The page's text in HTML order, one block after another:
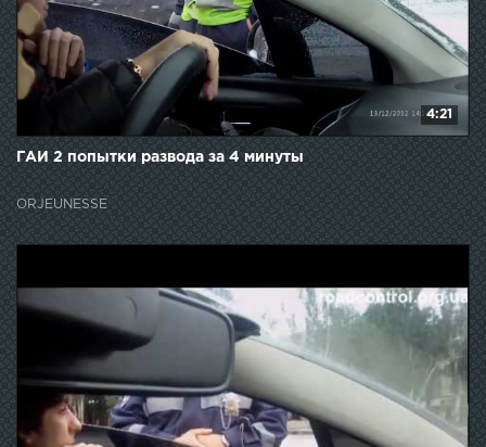
4:21
ГАИ 2 попытки развода за 4 минуты
ORJEUNESSE